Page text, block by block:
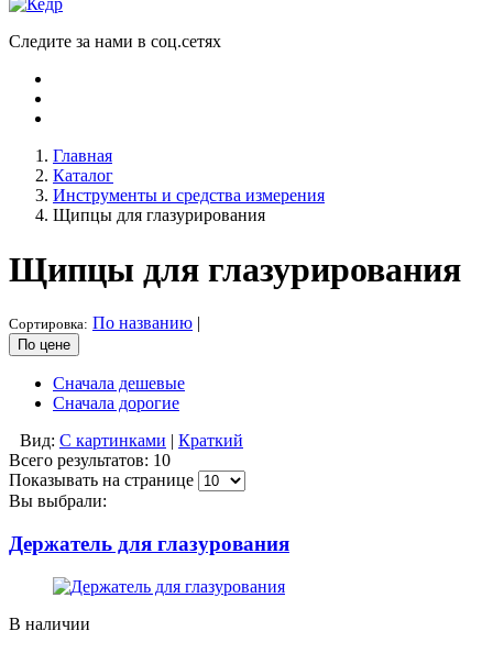
Следите за нами в соц.сетях
Главная
Каталог
Инструменты и средства измерения
Щипцы для глазурирования
Щипцы для глазурирования
Сортировка: По названию |
По цене
Сначала дешевые
Сначала дорогие
Вид: С картинками | Краткий
Всего результатов: 10
Показывать на странице
Вы выбрали:
Держатель для глазурования
В наличии